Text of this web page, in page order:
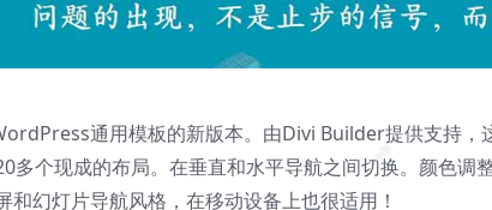
❅
❅ ❅
通用模板的新版本。由Divi Builder提供支持，
多个现成的布局。在垂直和水平导航之间切换。颜色调
和幻灯片导航风格，在移动设备上也很适用！